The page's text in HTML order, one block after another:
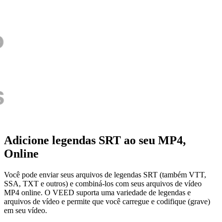
Adicione legendas SRT ao seu MP4,
Online
Você pode enviar seus arquivos de legendas SRT (também VTT,
SSA, TXT e outros) e combiná-los com seus arquivos de vídeo
MP4 online. O VEED suporta uma variedade de legendas e
arquivos de vídeo e permite que você carregue e codifique (grave)
em seu vídeo.